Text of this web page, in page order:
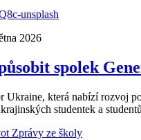
2026
spolek
Ukraine, která nabízí rozvoj
studentek a
Zprávy ze školy